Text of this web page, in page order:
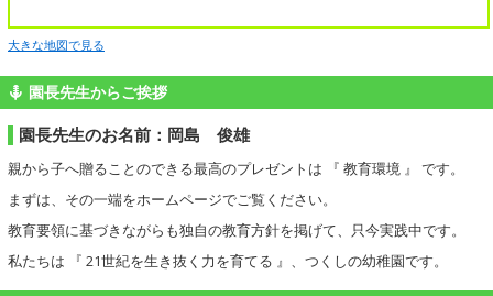
大きな地図で見る
園長先生からご挨拶
園長先生のお名前：岡島 俊雄
親から子へ贈ることのできる最高のプレゼントは 『 教育環境 』 です。
まずは、その一端をホームページでご覧ください。
教育要領に基づきながらも独自の教育方針を掲げて、只今実践中です。
私たちは 『 21世紀を生き抜く力を育てる 』、つくしの幼稚園です。